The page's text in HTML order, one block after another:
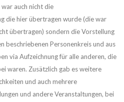
auch nicht die
die hier übertragen wurde (die war
übertragen) sondern die Vorstellung
beschriebenen Personenkreis und aus
via Aufzeichnung für alle anderen, die
waren. Zusätzlich gab es weitere
und auch mehrere
und andere Veranstaltungen, bei